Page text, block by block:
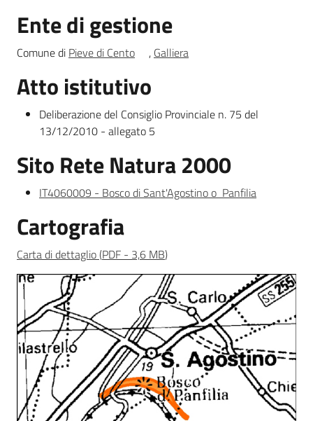
Ambiente
Argomenti
Novità
Servizi
Leggi Atti Bandi
Piani Programmi
Progetti
Ente di gestione
Comune di Pieve di Cento , Galliera
Atto istitutivo
Deliberazione del Consiglio Provinciale n. 75 del
13/12/2010 - allegato 5
Sito Rete Natura 2000
IT4060009 - Bosco di Sant'Agostino o Panfilia
Cartografia
Carta di dettaglio(PDF - 3,6 MB)